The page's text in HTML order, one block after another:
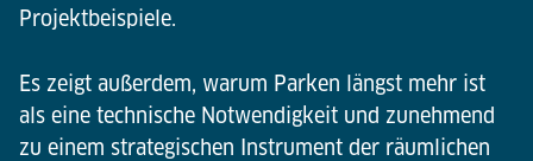
Projektbeispiele.
Es zeigt außerdem, warum Parken längst mehr ist
als eine technische Notwendigkeit und zunehmend
zu einem strategischen Instrument der räumlichen